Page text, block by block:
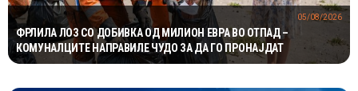
ФРЛИЛА ЛОЗ СО ДОБИВКА ОД МИЛИОН ЕВРА ВО ОТПАД –
КОМУНАЛЦИТЕ НАПРАВИЛЕ ЧУДО ЗА ДА ГО ПРОНАЈДАТ
05/08/2026